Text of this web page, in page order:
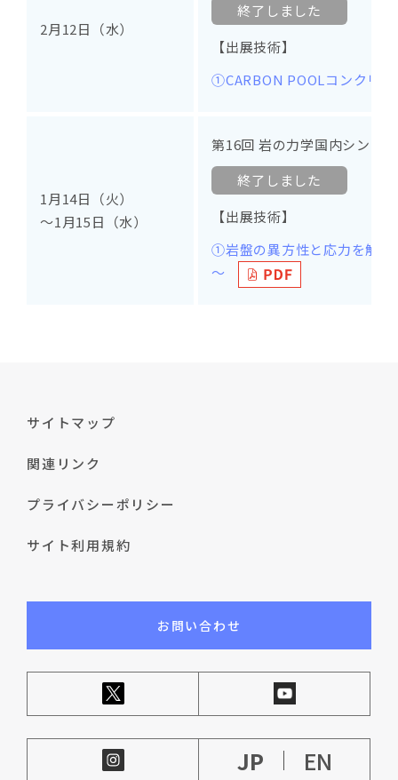
2月12日（水）
終了しました
【出展技術】
①CARBON POOLコンクリ
1月14日（火）
～1月15日（水）
第16回 岩の力学国内シンポ
終了しました
【出展技術】
①岩盤の異方性と応力を解析
～
サイトマップ
関連リンク
プライバシーポリシー
サイト利用規約
お問い合わせ
JP EN